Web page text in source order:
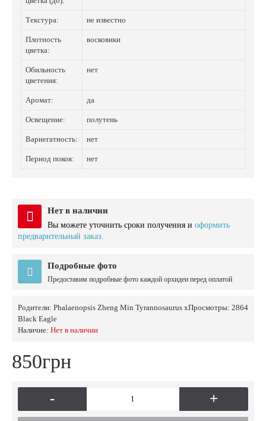
Текстура: не известно
Плотность
цветка:
восковики
Обильность
цветения:
нет
Аромат: да
Освещение: полутень
Вариегатность: нет
Период покоя: нет
Нет в наличии
Вы можете уточнить сроки получения и оформить
предварительный заказ.
Подробные фото
Предоставим подробные фото каждой орхидеи перед оплатой
Просмотры: 2864
Родители: Phalaenopsis Zheng Min Tyrannosaurus x
Black Eagle
Наличие: Нет в наличии
850грн
- +